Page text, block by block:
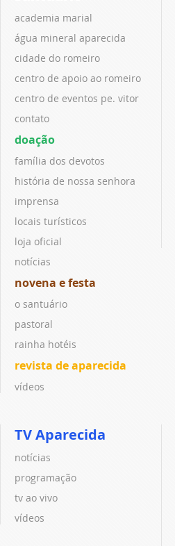
academia marial
água mineral aparecida
cidade do romeiro
centro de apoio ao romeiro
centro de eventos pe. vitor
contato
doação
família dos devotos
história de nossa senhora
imprensa
locais turísticos
loja oficial
notícias
novena e festa
o santuário
pastoral
rainha hotéis
revista de aparecida
vídeos
TV Aparecida
notícias
programação
tv ao vivo
vídeos